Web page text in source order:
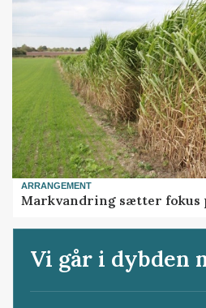
ARRANGEMENT
Markvandring sætter fokus
Vi går i dybden